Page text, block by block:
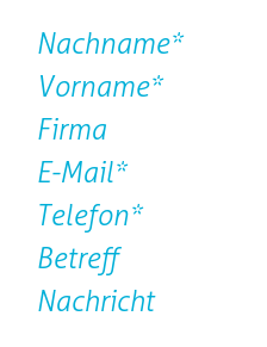
Nachname*
Vorname*
Firma
E-Mail*
Telefon*
Betreff
Nachricht